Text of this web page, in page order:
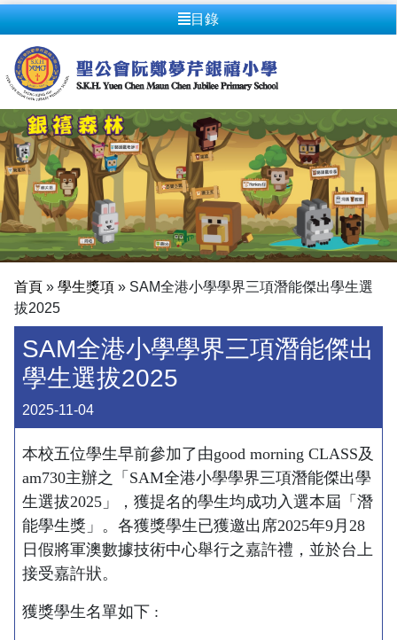
目錄
首頁 » 學生獎項 » SAM全港小學學界三項潛能傑出學生選
拔2025
SAM全港小學學界三項潛能傑出
學生選拔2025
2025-11-04
本校五位學生早前參加了由good morning CLASS及
am730主辦之「SAM全港小學學界三項潛能傑出學
生選拔2025」，獲提名的學生均成功入選本屆「潛
能學生獎」。各獲獎學生已獲邀出席2025年9月28
日假將軍澳數據技術中心舉行之嘉許禮，並於台上
接受嘉許狀。
獲獎學生名單如下 :